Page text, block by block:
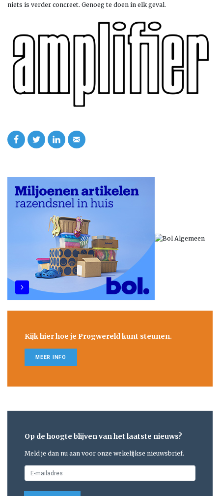
niets is verder concreet. Genoeg te doen in elk geval.
Kijk hier hoe je Progwereld kunt steunen.
MEER INFO
Op de hoogte blijven van het laatste nieuws?
Meld je dan nu aan voor onze wekelijkse nieuwsbrief.